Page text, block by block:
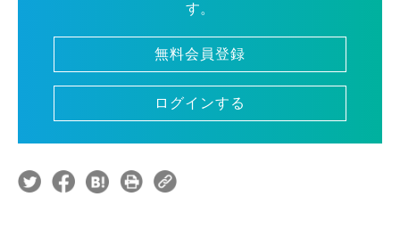
す。
無料会員登録
ログインする